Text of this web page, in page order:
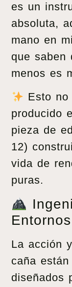
es un
absoluta,
mano en
que saben
menos es
Esto
producido
pieza de
12)
vida de
puras.
La acción
caña
diseñados